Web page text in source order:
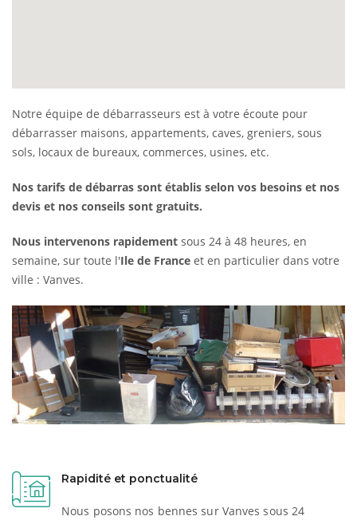
Notre équipe de débarrasseurs est à votre écoute pour
débarrasser maisons, appartements, caves, greniers, sous
sols, locaux de bureaux, commerces, usines, etc.
Nos tarifs de débarras sont établis selon vos besoins et nos
devis et nos conseils sont gratuits.
Nous intervenons rapidement sous 24 à 48 heures, en
semaine, sur toute l'Ile de France et en particulier dans votre
ville : Vanves.
Rapidité et ponctualité
Nous posons nos bennes sur Vanves sous 24